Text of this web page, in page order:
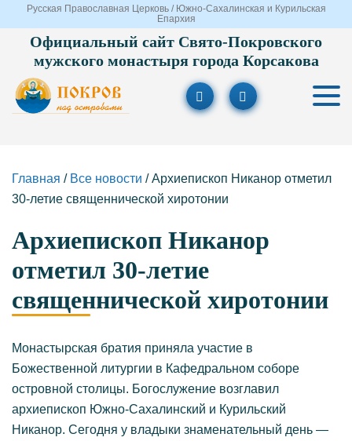
Русская Православная Церковь / Южно-Сахалинская и Курильская
Епархия
Официальный сайт Свято-Покровского
мужского монастыря города Корсакова
Главная / Все новости /Архиепископ Никанор отметил
30-летие священнической хиротонии
Архиепископ Никанор
отметил 30-летие
священнической хиротонии
Монастырская братия приняла участие в
Божественной литургии в Кафедральном соборе
островной столицы. Богослужение возглавил
архиепископ Южно-Сахалинский и Курильский
Никанор. Сегодня у владыки знаменательный день —